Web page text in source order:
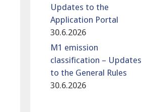
Updates to the
Application Portal
30.6.2026
M1 emission
classification – Updates
to the General Rules
30.6.2026